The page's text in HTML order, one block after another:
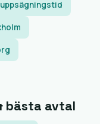
bästa avtal